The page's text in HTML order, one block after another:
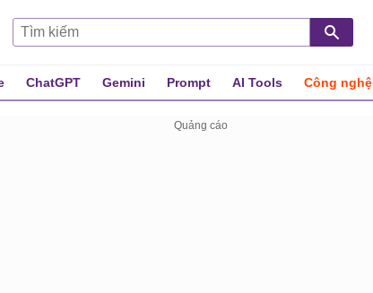
ChatGPT Gemini Prompt AI Tools Công nghệ